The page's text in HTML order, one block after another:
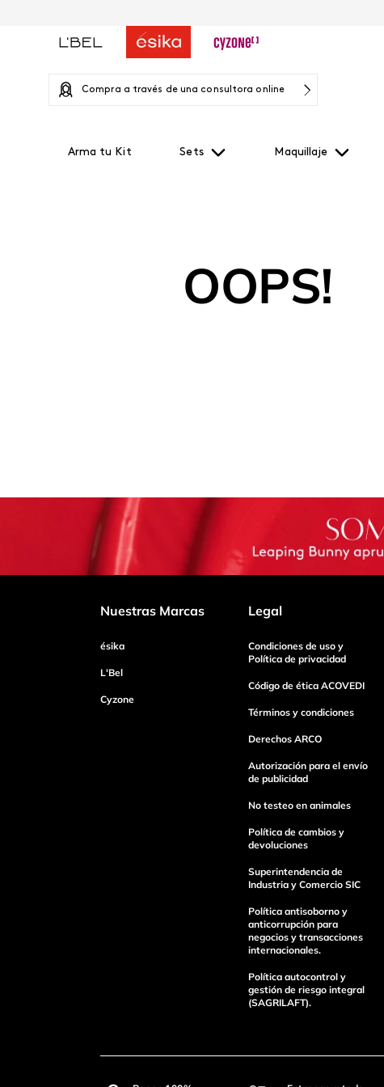
Compra a través de una consultora online
Arma tu Kit Sets Maquillaje
OOPS!
Nuestras Marcas
ésika
L'Bel
Cyzone
Legal
Condiciones de uso y
Política de privacidad
Código de ética ACOVEDI
Términos y condiciones
Derechos ARCO
Autorización para el envío
de publicidad
No testeo en animales
Política de cambios y
devoluciones
Superintendencia de
Industria y Comercio SIC
Política antisoborno y
anticorrupción para
negocios y transacciones
internacionales.
Política autocontrol y
gestión de riesgo integral
(SAGRILAFT).